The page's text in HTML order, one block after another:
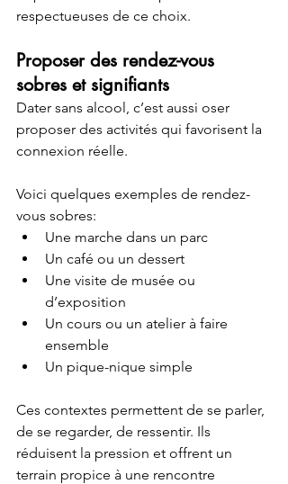
respectueuses de ce choix.
Proposer des rendez-vous
sobres et signifiants
Dater sans alcool, c’est aussi oser
proposer des activités qui favorisent la
connexion réelle.
Voici quelques exemples de rendez-
vous sobres:
Une marche dans un parc
Un café ou un dessert
Une visite de musée ou
d’exposition
Un cours ou un atelier à faire
ensemble
Un pique-nique simple
Ces contextes permettent de se parler,
de se regarder, de ressentir. Ils
réduisent la pression et offrent un
terrain propice à une rencontre